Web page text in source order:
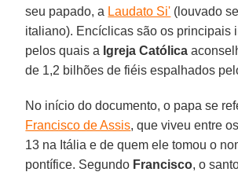
seu papado, a Laudato Si' (louvado
italiano). Encíclicas são os principais
pelos quais a Igreja Católica
de 1,2 bilhões de fiéis espalhados
No início do documento, o papa se
Francisco de Assis, que viveu entre
13 na Itália e de quem ele tomou o
pontífice. Segundo Francisco, o